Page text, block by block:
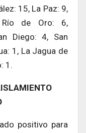
15, La Paz: 9,
Río de Oro: 6,
Diego: 4, San
1, La Jagua de
1.
positivo para